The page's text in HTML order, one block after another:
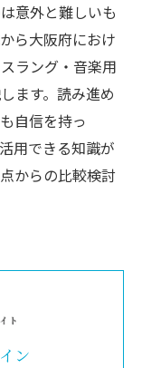
意外と難しいも
ら大阪府におけ
ラング・音楽用
ます。読み進め
自信を持っ
用できる知識が
からの比較検討
ン